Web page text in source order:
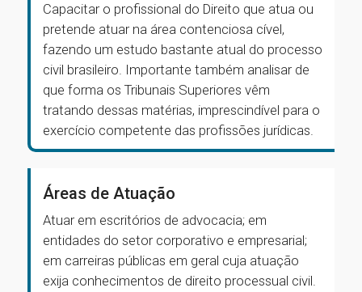
Capacitar o profissional do Direito que atua ou
pretende atuar na área contenciosa cível,
fazendo um estudo bastante atual do processo
civil brasileiro. Importante também analisar de
que forma os Tribunais Superiores vêm
tratando dessas matérias, imprescindível para o
exercício competente das profissões jurídicas.
Áreas de Atuação
Atuar em escritórios de advocacia; em
entidades do setor corporativo e empresarial;
em carreiras públicas em geral cuja atuação
exija conhecimentos de direito processual civil.